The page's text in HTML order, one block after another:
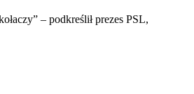
– podkreślił prezes PSL,